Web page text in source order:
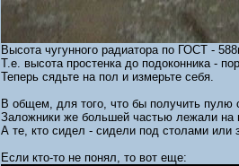
Высота чугунного радиатора по ГОСТ -
Т.е. высота простенка до подоконника -
Теперь сядьте на пол и измерьте себя.
В общем, для того, что бы получить пулю
Заложники же большей частью лежали на
А те, кто сидел - сидели под столами или
Если кто-то не понял, то вот еще: